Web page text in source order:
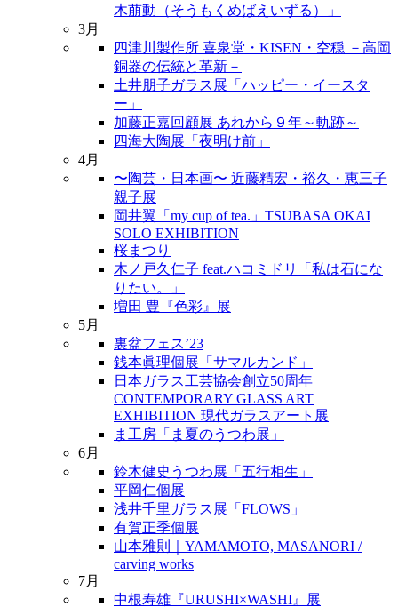
木萠動（そうもくめばえいずる）」
3月
四津川製作所 喜泉堂・KISEN・空穏 －高岡
銅器の伝統と革新－
土井朋子ガラス展「ハッピー・イースタ
ー」
加藤正嘉回顧展 あれから９年～軌跡～
四海大陶展「夜明け前」
4月
〜陶芸・日本画〜 近藤精宏・裕久・恵三子
親子展
岡井翼「my cup of tea.」TSUBASA OKAI
SOLO EXHIBITION
桜まつり
木ノ戸久仁子 feat.ハコミドリ「私は石にな
りたい。」
増田 豊『色彩』展
5月
裏盆フェス’23
銭本眞理個展「サマルカンド」
日本ガラス工芸協会創立50周年
CONTEMPORARY GLASS ART
EXHIBITION 現代ガラスアート展
ま工房「ま夏のうつわ展」
6月
鈴木健史うつわ展「五行相生」
平岡仁個展
浅井千里ガラス展「FLOWS」
有賀正季個展
山本雅則｜YAMAMOTO, MASANORI /
carving works
7月
中根寿雄『URUSHI×WASHI』展